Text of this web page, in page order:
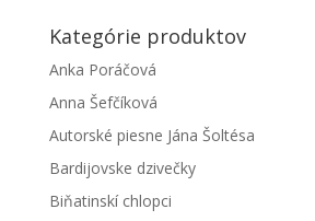
Kategórie produktov
Anka Poráčová
Anna Šefčíková
Autorské piesne Jána Šoltésa
Bardijovske dzivečky
Biňatinskí chlopci